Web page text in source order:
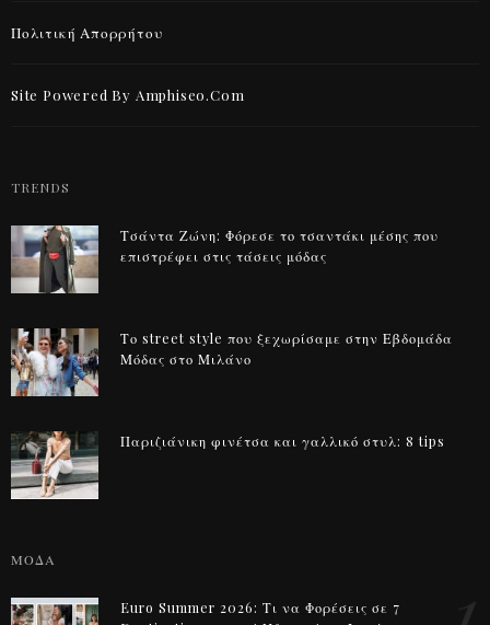
Πολιτική Απορρήτου
Site Powered By Amphiseo.com
TRENDS
Τσάντα Ζώνη: Φόρεσε το τσαντάκι μέσης που
επιστρέφει στις τάσεις μόδας
Το street style που ξεχωρίσαμε στην Εβδομάδα
Μόδας στο Μιλάνο
Παριζιάνικη φινέτσα και γαλλικό στυλ: 8 tips
ΜΟΔΑ
Euro Summer 2026: Τι να Φορέσεις σε 7